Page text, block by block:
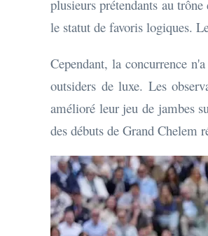
plusieurs prétendants au
le statut de favoris logiques.
Cependant, la concurrence
outsiders de luxe. Les
amélioré leur jeu de jambes
des débuts de Grand Chelem